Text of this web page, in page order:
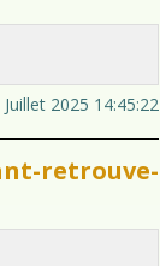
Juillet 2025 14:45:22
retrouve-